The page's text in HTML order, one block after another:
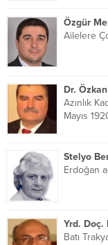
Özgür
Ailelere
Dr.
Azınlık
Mayıs
Stelyo
Erdoğan
Yrd. Doç.
Batı